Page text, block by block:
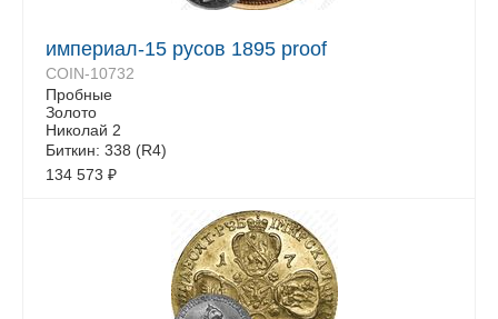
империал-15 русов 1895 proof
COIN-10732
Пробные
Золото
Николай 2
Биткин: 338 (R4)
134 573 ₽